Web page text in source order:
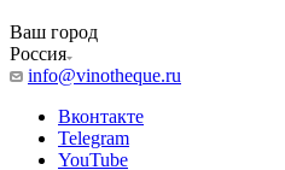
Ваш город
Россия
info@vinotheque.ru
Вконтакте
Telegram
YouTube